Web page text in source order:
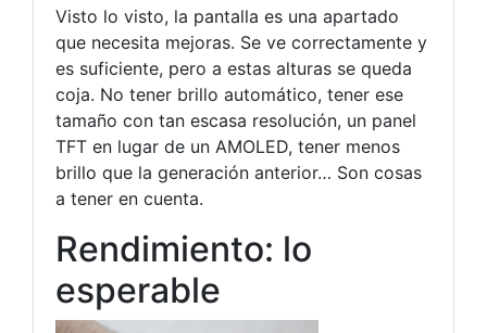
Visto lo visto, la pantalla es una apartado
que necesita mejoras. Se ve correctamente y
es suficiente, pero a estas alturas se queda
coja. No tener brillo automático, tener ese
tamaño con tan escasa resolución, un panel
TFT en lugar de un AMOLED, tener menos
brillo que la generación anterior… Son cosas
a tener en cuenta.
Rendimiento: lo
esperable